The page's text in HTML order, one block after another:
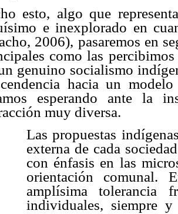
esto, algo que
e inexplorado en
2006), pasaremos en
como las
genuino socialismo
hacia un
esperando ante la
muy diversa.
Las propuestas
externa de cada
con énfasis en las
orientación comunal.
amplísima tolerancia
individuales, siempre